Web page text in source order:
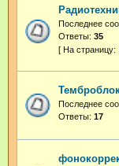
Последнее
Ответы: 35
Последнее
Ответы: 17